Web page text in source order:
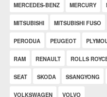
MERCEDES-BENZ MERCURY
MITSUBISHI MITSUBISHI FUSO
PERODUA PEUGEOT
RAM RENAULT ROLLS
SEAT SKODA SSANGYONG
VOLKSWAGEN VOLVO